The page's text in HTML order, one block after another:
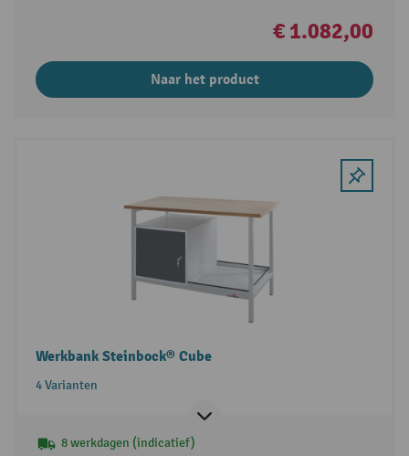
€ 1.082,00
Naar het product
Werkbank Steinbock® Cube
4 Varianten
8 werkdagen (indicatief)